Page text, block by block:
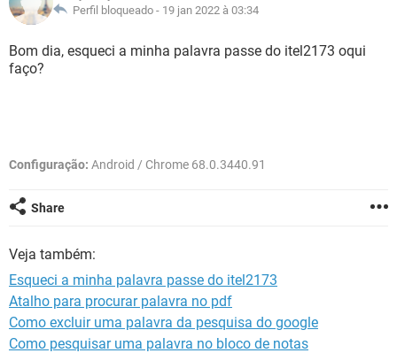
GUIA DE COMPRAS
INSTAGRAM
GUIA DE COMPRAS
CELULAR FACEBOOK
INSTAGRAM
JOGOS
CELULAR FACEBOOK
Perfil bloqueado - 19 jan 2022 à 03:34
Bom dia, esqueci a minha palavra passe do itel2173 oqui
faço?
Configuração: Android / Chrome 68.0.3440.91
Share
Veja também:
Esqueci a minha palavra passe do itel2173
Atalho para procurar palavra no pdf
Como excluir uma palavra da pesquisa do google
Como pesquisar uma palavra no bloco de notas